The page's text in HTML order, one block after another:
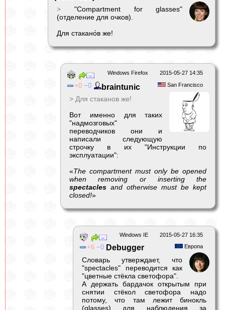
>"Compartment for glasses"
(отделение для очков).
Для стакано́в же!
2015-05-27 14:35
Windows Firefox
San Francisco
0 0 braintunic
> Для стаканов же!
Вот именно для таких
"надмозговых"
переводчиков они и
написали следующую
строчку в их "Инструкции по
эксплуатации":
«The compartment must only be opened
when removing or inserting the
spectacles and otherwise must be kept
closed!»
2015-05-27 16:35
Windows IE
Европа
6 0 Debugger
Словарь утверждает, что
"spectacles" переводится как
"цветные стёкла светофора".
А держать бардачок открытым при
снятии стёкол светофора надо
потому, что там лежит бинокль
(glasses) для наблюдения за